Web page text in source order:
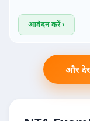
आवेदन करें ›
और